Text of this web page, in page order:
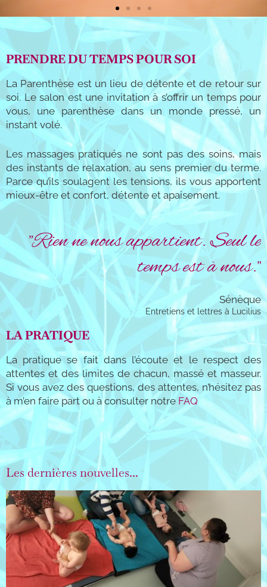
PRENDRE DU TEMPS POUR SOI
La Parenthèse est un lieu de détente et de retour sur
soi. Le salon est une invitation à s’offrir un temps pour
vous, une parenthèse dans un monde pressé, un
instant volé.
Les massages pratiqués ne sont pas des soins, mais
des instants de relaxation, au sens premier du terme.
Parce qu’ils soulagent les tensions, ils vous apportent
mieux-être et confort, détente et apaisement.
"Rien ne nous appartient. Seul le
temps est à nous."
Sénèque
Entretiens et lettres à Lucilius
LA PRATIQUE
La pratique se fait dans l’écoute et le respect des
attentes et des limites de chacun, massé et masseur.
Si vous avez des questions, des attentes, n’hésitez pas
à m’en faire part ou à consulter notre FAQ
Les dernières nouvelles...